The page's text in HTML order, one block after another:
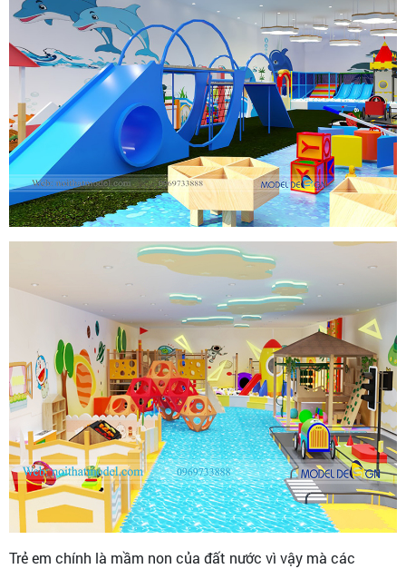
Trẻ em chính là mầm non của đất nước vì vậy mà các